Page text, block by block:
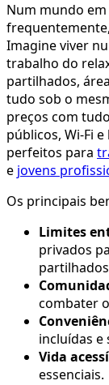
Num mundo
Imagine viver
trabalho do
partilhados,
tudo sob o
preços com
públicos, Wi-Fi
perfeitos para
e jovens
Os principais
Limites
privados
combater
incluídas e
Vida
essenciais.